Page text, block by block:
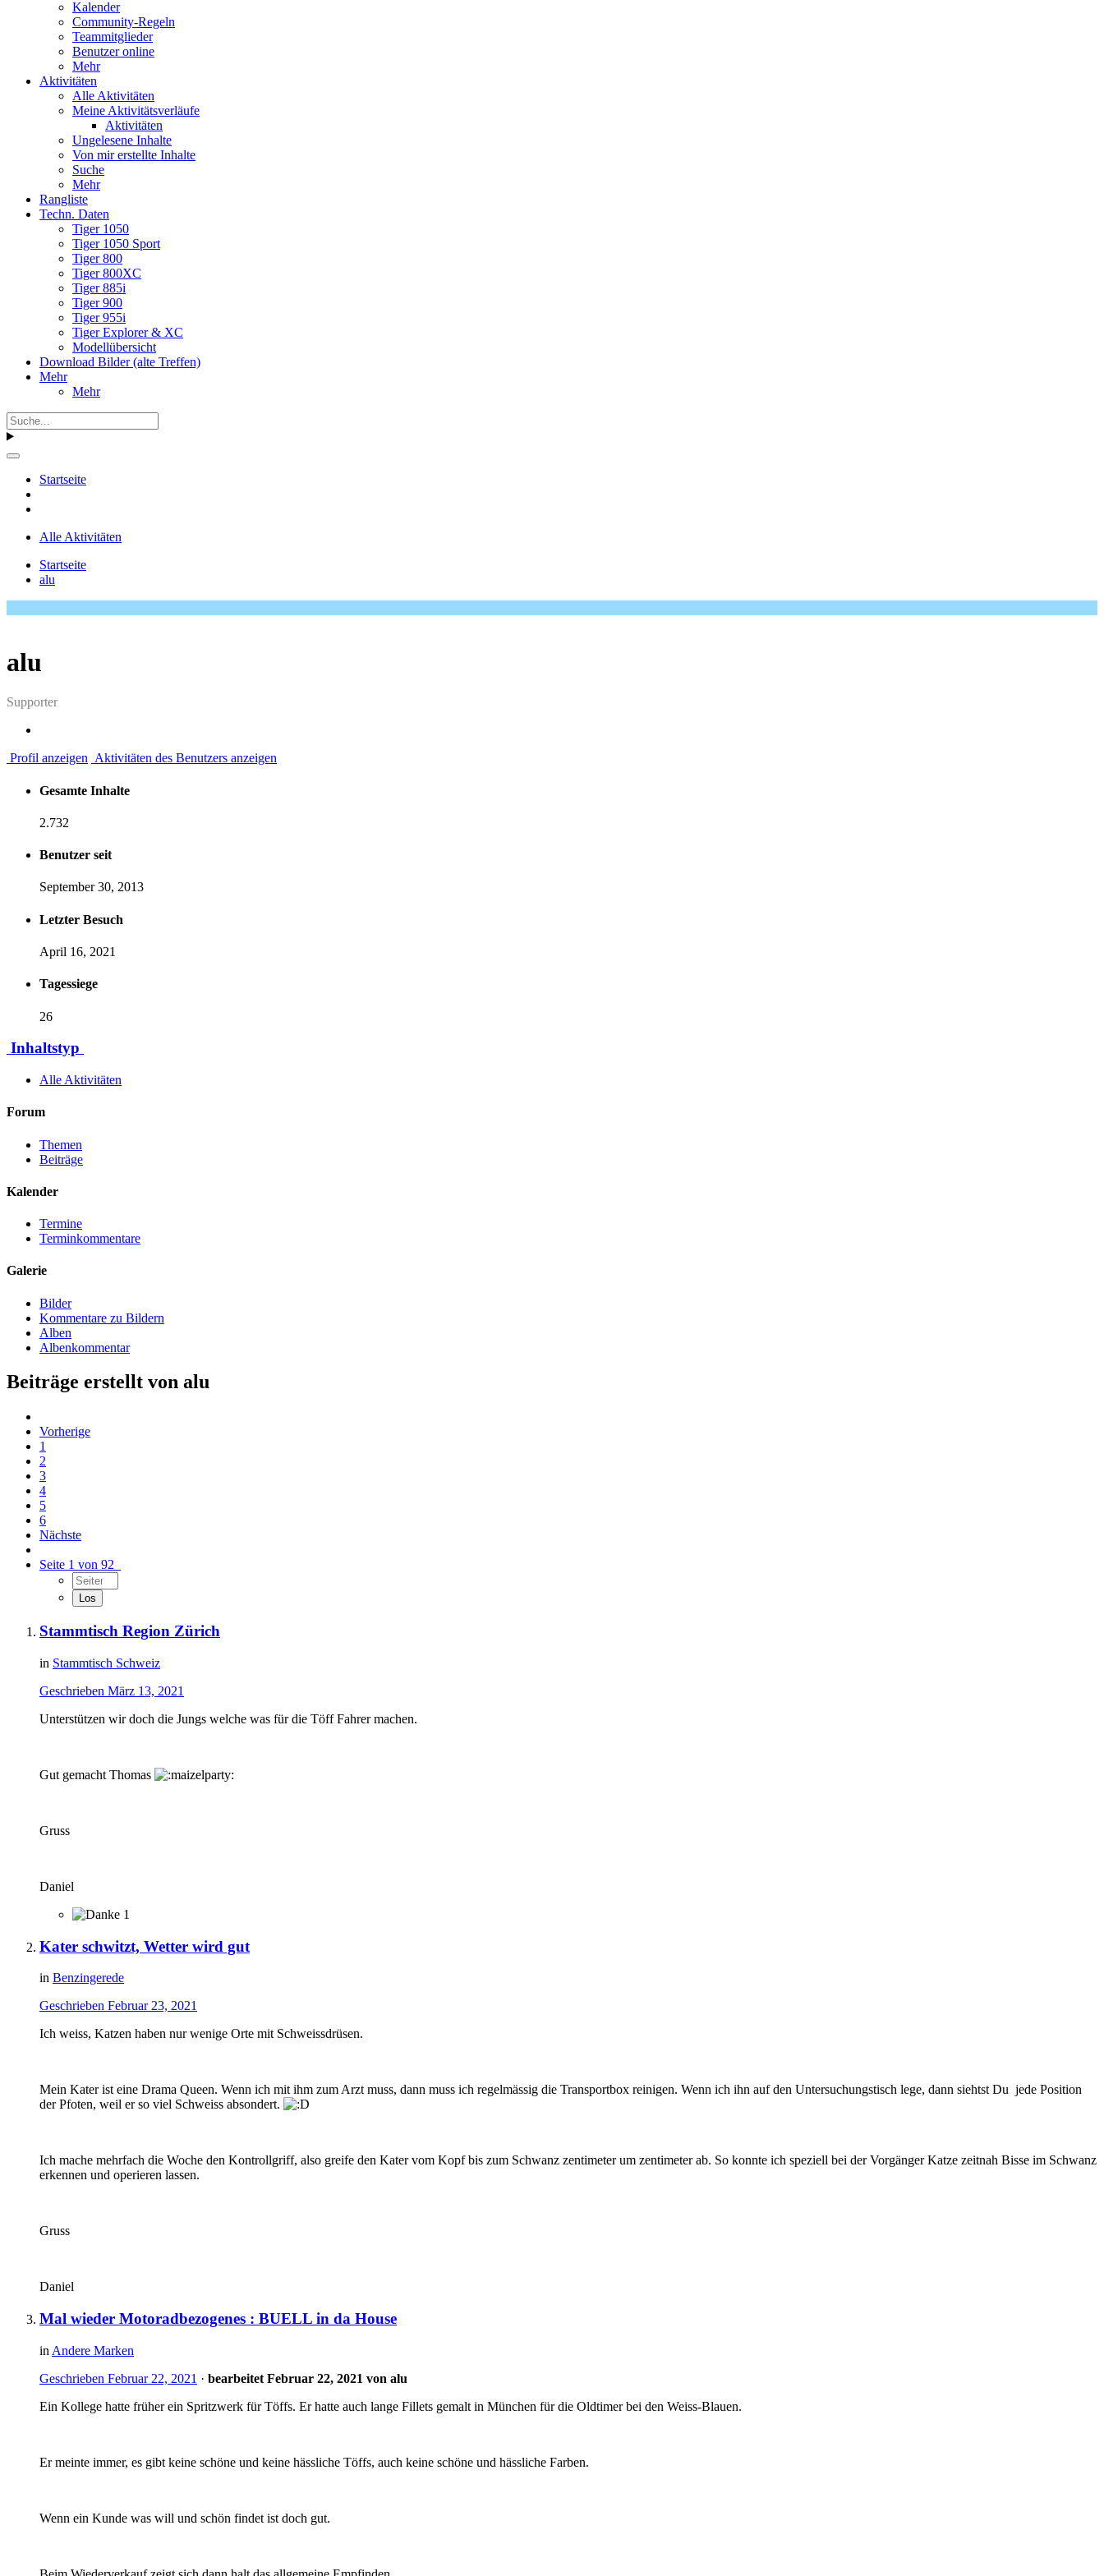
Kalender
Community-Regeln
Teammitglieder
Benutzer online
Mehr
Aktivitäten
Alle Aktivitäten
Meine Aktivitätsverläufe
Aktivitäten
Ungelesene Inhalte
Von mir erstellte Inhalte
Suche
Mehr
Rangliste
Techn. Daten
Tiger 1050
Tiger 1050 Sport
Tiger 800
Tiger 800XC
Tiger 885i
Tiger 900
Tiger 955i
Tiger Explorer & XC
Modellübersicht
Download Bilder (alte Treffen)
Mehr
Mehr
Startseite
Alle Aktivitäten
Startseite
alu
alu
Supporter
Profil anzeigen Aktivitäten des Benutzers anzeigen
Gesamte Inhalte
2.732
Benutzer seit
September 30, 2013
Letzter Besuch
April 16, 2021
Tagessiege
26
Inhaltstyp
Alle Aktivitäten
Forum
Themen
Beiträge
Kalender
Termine
Terminkommentare
Galerie
Bilder
Kommentare zu Bildern
Alben
Albenkommentar
Beiträge erstellt von alu
Vorherige
1
2
3
4
5
6
Nächste
Seite 1 von 92
Stammtisch Region Zürich
in Stammtisch Schweiz
Geschrieben März 13, 2021
Unterstützen wir doch die Jungs welche was für die Töff Fahrer machen.
Gut gemacht Thomas
Gruss
Daniel
1
Kater schwitzt, Wetter wird gut
in Benzingerede
Geschrieben Februar 23, 2021
Ich weiss, Katzen haben nur wenige Orte mit Schweissdrüsen.
Mein Kater ist eine Drama Queen. Wenn ich mit ihm zum Arzt muss, dann muss ich regelmässig die Transportbox reinigen. Wenn ich ihn auf den Untersuchungstisch lege, dann siehtst Du jede Position
der Pfoten, weil er so viel Schweiss absondert.
Ich mache mehrfach die Woche den Kontrollgriff, also greife den Kater vom Kopf bis zum Schwanz zentimeter um zentimeter ab. So konnte ich speziell bei der Vorgänger Katze zeitnah Bisse im Schwanz
erkennen und operieren lassen.
Gruss
Daniel
Mal wieder Motoradbezogenes : BUELL in da House
in Andere Marken
Geschrieben Februar 22, 2021 · bearbeitet Februar 22, 2021 von alu
Ein Kollege hatte früher ein Spritzwerk für Töffs. Er hatte auch lange Fillets gemalt in München für die Oldtimer bei den Weiss-Blauen.
Er meinte immer, es gibt keine schöne und keine hässliche Töffs, auch keine schöne und hässliche Farben.
Wenn ein Kunde was will und schön findet ist doch gut.